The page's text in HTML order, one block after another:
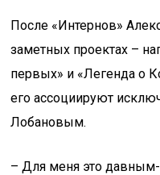
После «Интернов»
заметных проектах –
первых» и «Легенда о
его ассоциируют
Лобановым.
– Для меня это